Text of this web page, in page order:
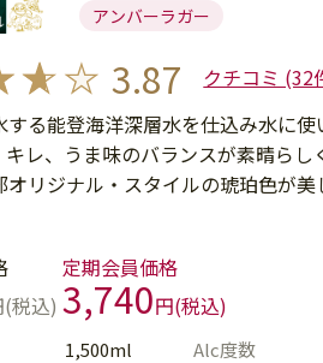
アンバーラガー
3.87
クチコミ (32
する能登海洋深層水を仕込み水に
キレ、うま味のバランスが素晴らし
オリジナル・スタイルの琥珀色が
(税込)
定期会員価格
3,740円(税込)
1,500ml Alc度数